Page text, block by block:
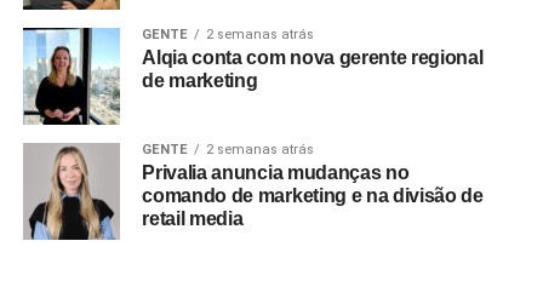
GENTE 2 semanas atrás
Alqia conta com nova gerente regional
de marketing
GENTE 2 semanas atrás
Privalia anuncia mudanças no
comando de marketing e na divisão de
retail media